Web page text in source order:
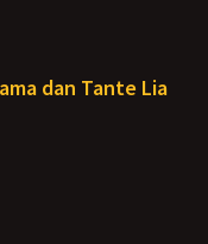
dan Tante Lia